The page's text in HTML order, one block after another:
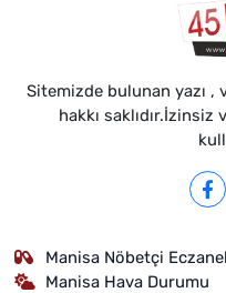
Sitemizde bulunan yazı
hakkı
Manisa Nöbetçi
Manisa Hava Durumu